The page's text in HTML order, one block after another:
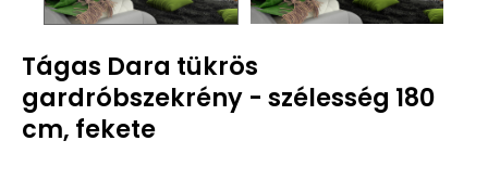
Tágas Dara tükrös
gardróbszekrény - szélesség 180
cm, fekete